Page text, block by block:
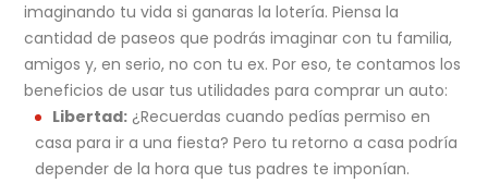
imaginando tu vida si ganaras la lotería. Piensa la
cantidad de paseos que podrás imaginar con tu familia,
amigos y, en serio, no con tu ex. Por eso, te contamos los
beneficios de usar tus utilidades para comprar un auto:
Libertad: ¿Recuerdas cuando pedías permiso en
casa para ir a una fiesta? Pero tu retorno a casa podría
depender de la hora que tus padres te imponían.